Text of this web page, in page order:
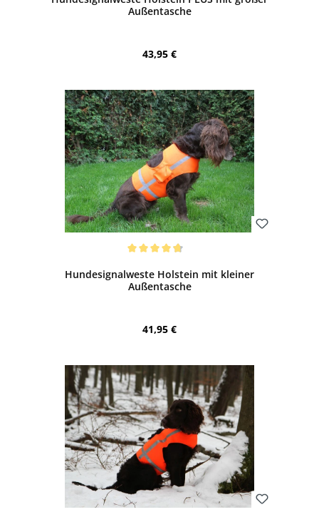
Außentasche
Regulärer Preis:
43,95 €
Hundesignalweste Holstein mit kleiner
Außentasche
Regulärer Preis:
41,95 €